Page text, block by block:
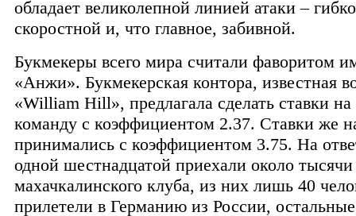
обладает великолепной линией атаки –
скоростной и, что главное, забивной.
Букмекеры всего мира считали фаворитом
«Анжи». Букмекерская контора, известная
«William Hill», предлагала сделать ставки на
команду с коэффициентом 2.37. Ставки же
принимались с коэффициентом 3.75. На
одной шестнадцатой приехали около
махачкалинского клуба, из них лишь 40
прилетели в Германию из России,